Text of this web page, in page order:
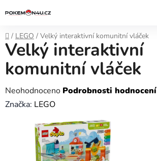
na
Domů
/ LEGO / Velký interaktivní komunitní vláček
Velký interaktivní
komunitní vláček
Průměrné
hodnocení
Neohodnoceno Podrobnosti hodnocení
Značka: LEGO